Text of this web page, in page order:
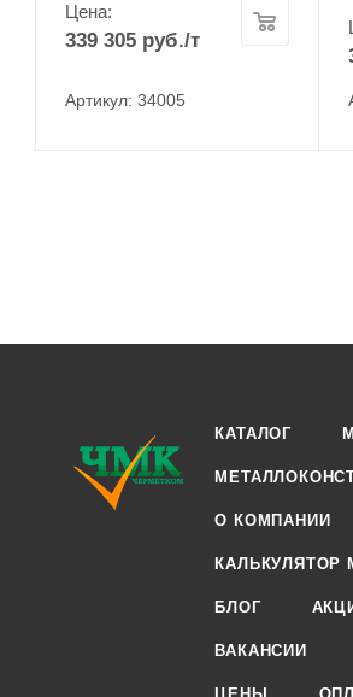
Цена:
339 305 руб./т
Артикул: 34005
КАТАЛОГ
О КОМПАНИИ
КАЛЬКУЛЯТОР
БЛОГ
ВАКАНСИИ